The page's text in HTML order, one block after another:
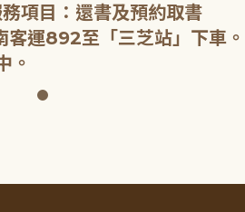
項目：還書及預約取書
運892至「三芝站」下車。
。